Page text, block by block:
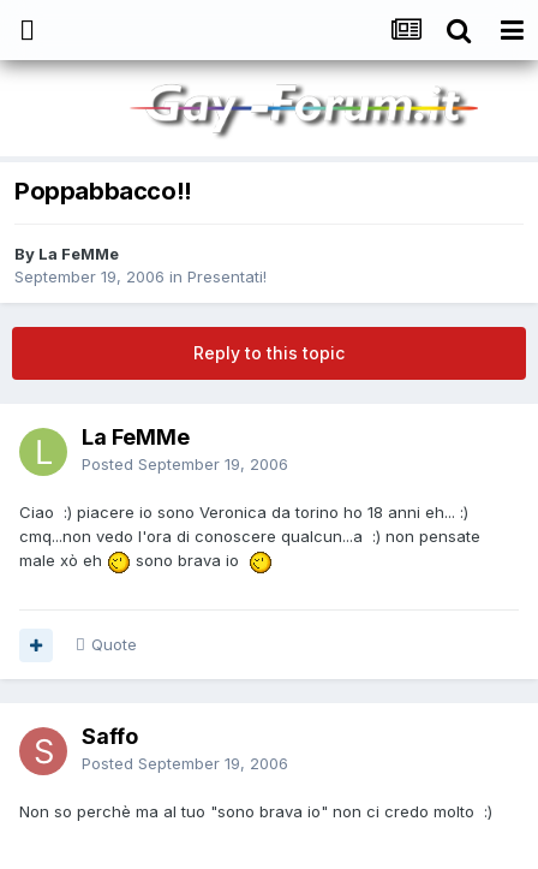
Poppabbacco!!
By La FeMMe
September 19, 2006 in Presentati!
Reply to this topic
La FeMMe
Posted September 19, 2006
Ciao :) piacere io sono Veronica da torino ho 18 anni eh... :)
cmq...non vedo l'ora di conoscere qualcun...a :) non pensate
male xò eh
sono brava io
Quote
Saffo
Posted September 19, 2006
Non so perchè ma al tuo "sono brava io" non ci credo molto :)